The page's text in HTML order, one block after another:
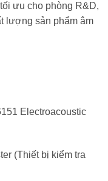
ưu cho phòng R&D,
lượng sản phẩm âm
Electroacoustic
(Thiết bị kiểm tra